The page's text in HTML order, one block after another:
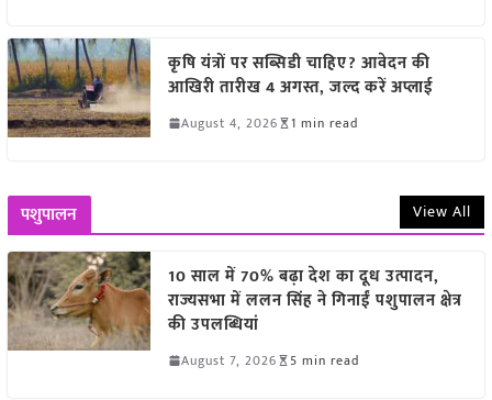
कृषि यंत्रों पर सब्सिडी चाहिए? आवेदन की
आखिरी तारीख 4 अगस्त, जल्द करें अप्लाई
August 4, 2026 1 min read
पशुपालन View All
10 साल में 70% बढ़ा देश का दूध उत्पादन,
राज्यसभा में ललन सिंह ने गिनाईं पशुपालन क्षेत्र
की उपलब्धियां
August 7, 2026 5 min read